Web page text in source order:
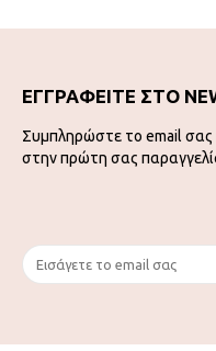
ΕΓΓΡΑΦΕΙΤΕ ΣΤΟ
Συμπληρώστε το email σας
στην πρώτη σας